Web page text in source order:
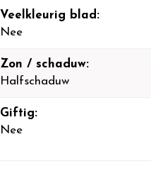
Veelkleurig blad:
Nee
Zon / schaduw:
Halfschaduw
Giftig:
Nee